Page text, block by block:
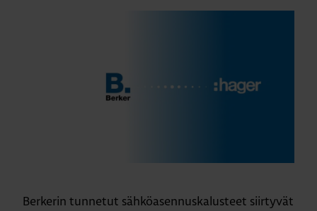
Berkerin tunnetut sähköasennuskalusteet siirtyvät